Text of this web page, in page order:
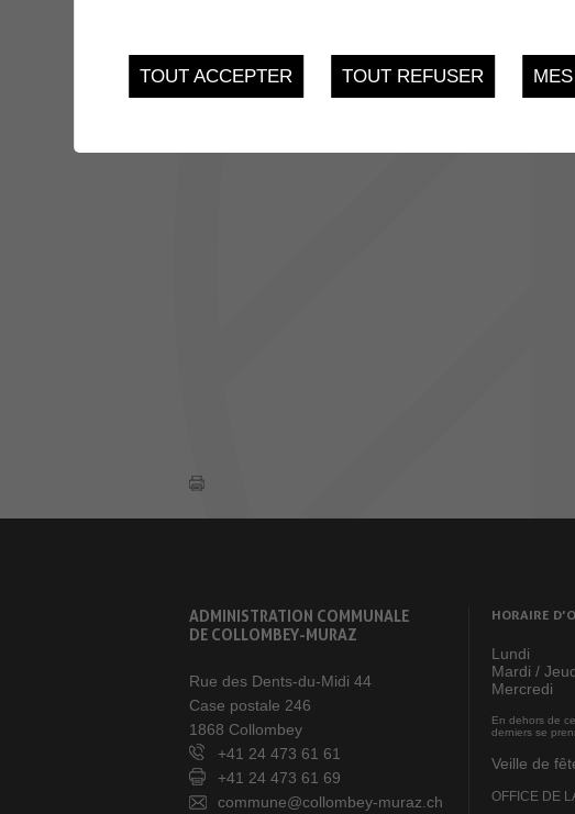
ADMINISTRATION COMMUNALE
DE COLLOMBEY-MURAZ
Rue des Dents-du-Midi 44
Case postale 246
1868 Collombey
+41 24 473 61 61
+41 24 473 61 69
commune@collombey-muraz.ch
HORAIRE
Lundi
Mardi /
Mercredi
En dehors de
derniers se
Veille de
OFFICE DE
TOUT ACCEPTER TOUT REFUSER